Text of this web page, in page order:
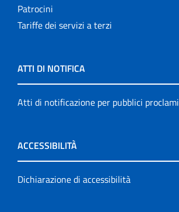
Patrocini
Tariffe dei servizi a terzi
ATTI DI NOTIFICA
Atti di notificazione per pubblici proclami
ACCESSIBILITÀ
Dichiarazione di accessibilità